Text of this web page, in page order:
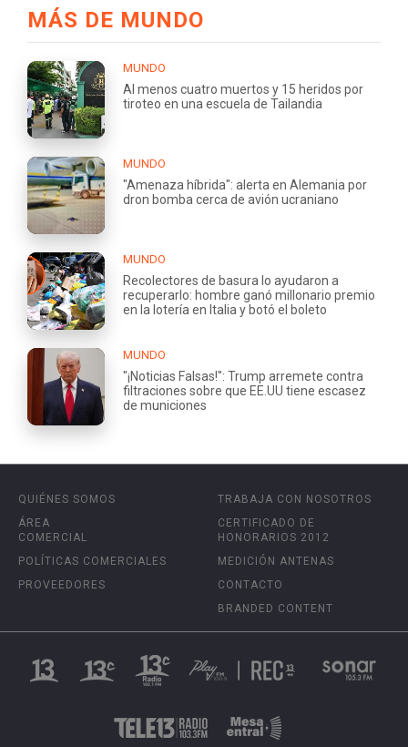
MÁS DE MUNDO
MUNDO
Al menos cuatro muertos y 15 heridos por
tiroteo en una escuela de Tailandia
MUNDO
"Amenaza híbrida": alerta en Alemania por
dron bomba cerca de avión ucraniano
MUNDO
Recolectores de basura lo ayudaron a
recuperarlo: hombre ganó millonario premio
en la lotería en Italia y botó el boleto
MUNDO
"¡Noticias Falsas!": Trump arremete contra
filtraciones sobre que EE.UU tiene escasez
de municiones
QUIÉNES SOMOS
ÁREA
COMERCIAL
POLÍTICAS COMERCIALES
PROVEEDORES
TRABAJA CON NOSOTROS
CERTIFICADO DE
HONORARIOS 2012
MEDICIÓN ANTENAS
CONTACTO
BRANDED CONTENT